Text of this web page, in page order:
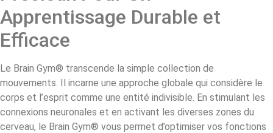
Apprentissage Durable et
Efficace
Le Brain Gym® transcende la simple collection de
mouvements. Il incarne une approche globale qui considère le
corps et l’esprit comme une entité indivisible. En stimulant les
connexions neuronales et en activant les diverses zones du
cerveau, le Brain Gym® vous permet d’optimiser vos fonctions